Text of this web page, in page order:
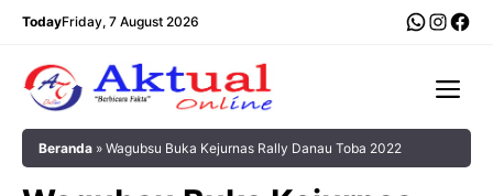
Langsung
TodayFriday, 7 August 2026
Beranda » Wagubsu Buka Kejurnas Rally Danau Toba 2022